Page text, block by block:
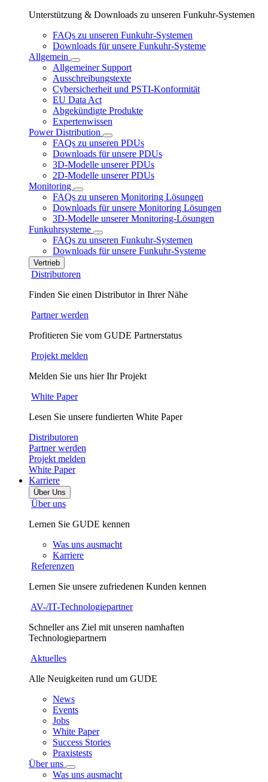
Unterstützung & Downloads zu unseren Funkuhr-Systemen
FAQs zu unseren Funkuhr-Systemen
Downloads für unsere Funkuhr-Systeme
Allgemein
Allgemeiner Support
Ausschreibungstexte
Cybersicherheit und PSTI-Konformität
EU Data Act
Abgekündigte Produkte
Expertenwissen
Power Distribution
FAQs zu unseren PDUs
Downloads für unsere PDUs
3D-Modelle unserer PDUs
2D-Modelle unserer PDUs
Monitoring
FAQs zu unseren Monitoring Lösungen
Downloads für unsere Monitoring Lösungen
3D-Modelle unserer Monitoring-Lösungen
Funkuhrsysteme
FAQs zu unseren Funkuhr-Systemen
Downloads für unsere Funkuhr-Systeme
Vertrieb
Distributoren
Finden Sie einen Distributor in Ihrer Nähe
Partner werden
Profitieren Sie vom GUDE Partnerstatus
Projekt melden
Melden Sie uns hier Ihr Projekt
White Paper
Lesen Sie unsere fundierten White Paper
Distributoren
Partner werden
Projekt melden
White Paper
Karriere
Über Uns
Über uns
Lernen Sie GUDE kennen
Was uns ausmacht
Karriere
Referenzen
Lernen Sie unsere zufriedenen Kunden kennen
AV-/IT-Technologiepartner
Schneller ans Ziel mit unseren namhaften
Technologiepartnern
Aktuelles
Alle Neuigkeiten rund um GUDE
News
Events
Jobs
White Paper
Success Stories
Praxistests
Über uns
Was uns ausmacht